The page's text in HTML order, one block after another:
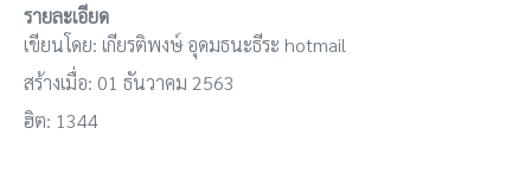
รายละเอียด
เขียนโดย: เกียรติพงษ์ อุดมธนะธีระ hotmail
สร้างเมื่อ: 01 ธันวาคม 2563
ฮิต: 1344